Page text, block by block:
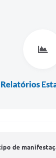
Relatórios
de